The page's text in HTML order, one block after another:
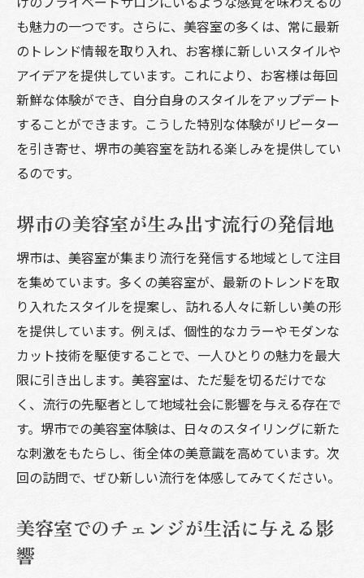
も魅力の一つです。さらに、美容室の多くは、常に最新
のトレンド情報を取り入れ、お客様に新しいスタイルや
アイデアを提供しています。これにより、お客様は毎回
新鮮な体験ができ、自分自身のスタイルをアップデート
することができます。こうした特別な体験がリピーター
を引き寄せ、堺市の美容室を訪れる楽しみを提供してい
るのです。
堺市の美容室が生み出す流行の発信地
堺市は、美容室が集まり流行を発信する地域として注目
を集めています。多くの美容室が、最新のトレンドを取
り入れたスタイルを提案し、訪れる人々に新しい美の形
を提供しています。例えば、個性的なカラーやモダンな
カット技術を駆使することで、一人ひとりの魅力を最大
限に引き出します。美容室は、ただ髪を切るだけでな
く、流行の先駆者として地域社会に影響を与える存在で
す。堺市での美容室体験は、日々のスタイリングに新た
な刺激をもたらし、街全体の美意識を高めています。次
回の訪問で、ぜひ新しい流行を体感してみてください。
美容室でのチェンジが生活に与える影
響